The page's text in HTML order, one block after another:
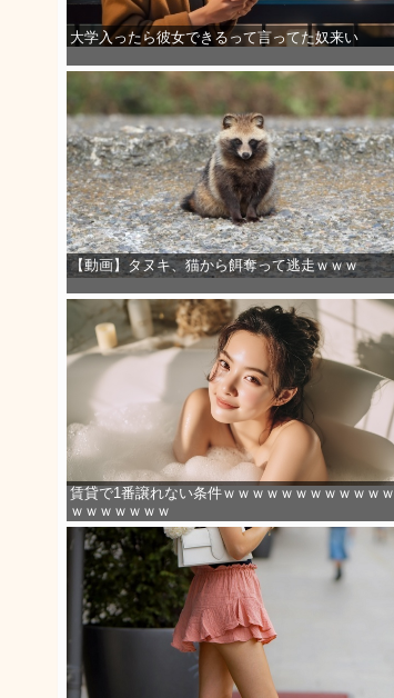
大学入ったら彼女できるって言ってた奴来い
【動画】タヌキ、猫から餌奪って逃走ｗｗｗ
賃貸で1番譲れない条件ｗｗｗｗｗｗｗｗｗｗｗｗ
ｗｗｗｗｗｗｗ